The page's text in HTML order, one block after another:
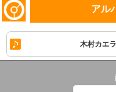
アル
木村カエ